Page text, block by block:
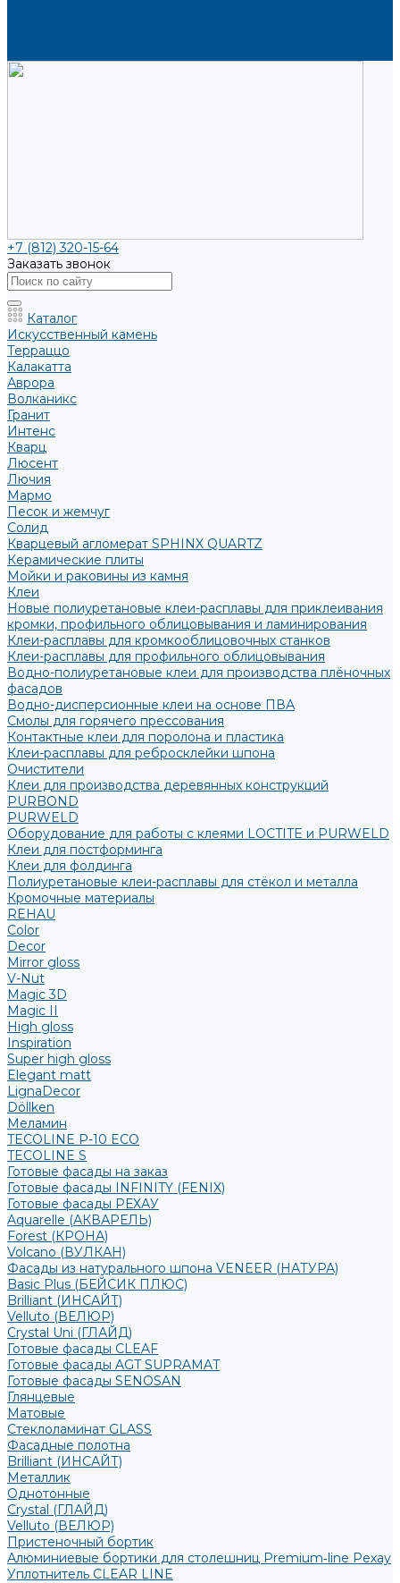
+7 (812) 320-15-64
Заказать звонок
Каталог
Искусственный камень
Терраццо
Калакатта
Аврора
Волканикс
Гранит
Интенс
Кварц
Люсент
Лючия
Мармо
Песок и жемчуг
Солид
Кварцевый агломерат SPHINX QUARTZ
Керамические плиты
Мойки и раковины из камня
Клеи
Новые полиуретановые клеи-расплавы для приклеивания
кромки, профильного облицовывания и ламинирования
Клеи-расплавы для кромкооблицовочных станков
Клеи-расплавы для профильного облицовывания
Водно-полиуретановые клеи для производства плёночных
фасадов
Водно-дисперсионные клеи на основе ПВА
Смолы для горячего прессования
Контактные клеи для поролона и пластика
Клеи-расплавы для ребросклейки шпона
Очистители
Клеи для производства деревянных конструкций
PURBOND
PURWELD
Оборудование для работы с клеями LOCTITE и PURWELD
Клеи для постформинга
Клеи для фолдинга
Полиуретановые клеи-расплавы для стёкол и металла
Кромочные материалы
REHAU
Color
Decor
Mirror gloss
V-Nut
Magic 3D
Magic II
High gloss
Inspiration
Super high gloss
Elegant matt
LignaDecor
Döllken
Меламин
TECOLINE P-10 ECO
TECOLINE S
Готовые фасады на заказ
Готовые фасады INFINITY (FENIX)
Готовые фасады РЕХАУ
Aquarelle (АКВАРЕЛЬ)
Forest (КРОНА)
Volcano (ВУЛКАН)
Фасады из натурального шпона VENEER (НАТУРА)
Basic Plus (БЕЙСИК ПЛЮС)
Brilliant (ИНСАЙТ)
Velluto (ВЕЛЮР)
Crystal Uni (ГЛАЙД)
Готовые фасады CLEAF
Готовые фасады AGT SUPRAMAT
Готовые фасады SENOSAN
Глянцевые
Матовые
Стеклоламинат GLASS
Фасадные полотна
Brilliant (ИНСАЙТ)
Металлик
Однотонные
Crystal (ГЛАЙД)
Velluto (ВЕЛЮР)
Пристеночный бортик
Алюминиевые бортики для столешниц Premium‑line Рехау
Уплотнитель CLEAR LINE